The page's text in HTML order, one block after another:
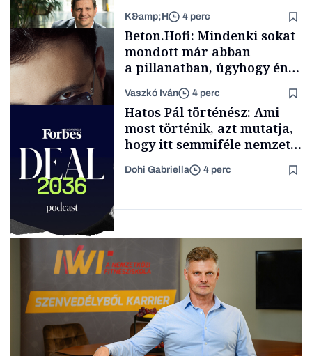
Podcast
TÁMOGATÓI
K&amp;H 4 perc
Forbes-sztori
Beton.Hofi: Mindenki sokat
mondott már abban
a pillanatban, úgyhogy én
gondolataimat akartam
kimondani
Vaszkó Iván 4 perc
Podcast
Hatos Pál történész: Ami
most történik, azt mutatja,
hogy itt semmiféle nemzeti
értéktelített jobboldali
Dohi Gabriella 4 perc